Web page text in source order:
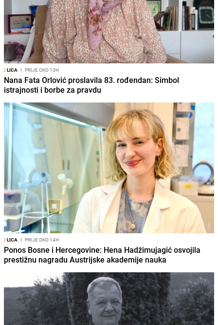
/LICA I PRIJE OKO 13H
Nana Fata Orlović proslavila 83. rođendan: Simbol
istrajnosti i borbe za pravdu
/LICA I PRIJE OKO 14H
Ponos Bosne i Hercegovine: Hena Hadžimujagić osvojila
prestižnu nagradu Austrijske akademije nauka